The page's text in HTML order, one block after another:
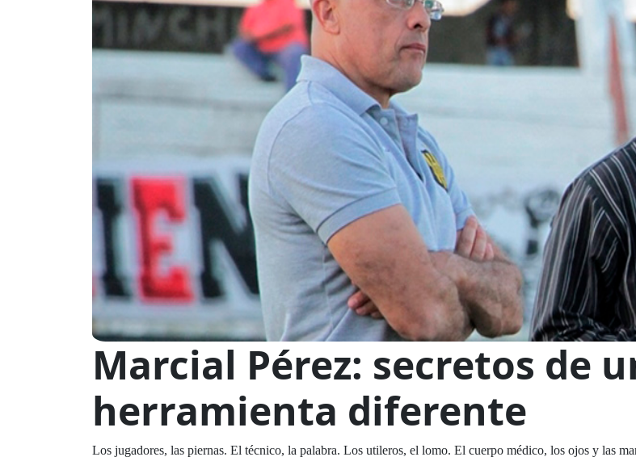
Marcial Pérez: secretos de
herramienta diferente
Los jugadores, las piernas. El técnico, la palabra. Los utileros, el lomo. El cuerpo médico, los ojos y las